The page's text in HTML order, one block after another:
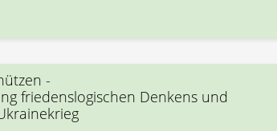
-
friedenslogischen Denkens und